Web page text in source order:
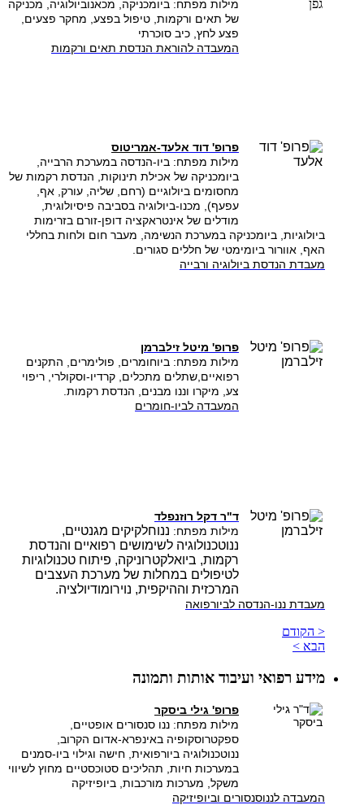
מילות מפתח: ביומכניקה, מכאנוביולוגיה, מכניקה
של תאים ורקמות, טיפול בפצע, מחקר פצעים,
פצע לחץ, כיב סוכרתי
המעבדה להוראת הנדסת תאים ורקמות
פרופ' דוד אלעד-אמריטוס
מילות מפתח: ביו-הנדסה במערכת הרבייה,
ביומכניקה של אכילת תינוקות, הנדסת רקמות של
מחסומים ביולוגיים (רחם, שליה, עורק, אף,
עפעף), מכנו-ביולוגיה בסביבה פיסיולוגית,
מודלים של אינטראקציה דופן-זורם בזרימות
ביולוגיות, ביומכניקה במערכת הנשימה, מעבר חום ולחות בחללי
האף, אוורור ביומימטי של חללים סגורים.
מעבדת הנדסת ביולוגיה ורבייה
פרופ' מיטל זילברמן
מילות מפתח: ביוחומרים, פולימרים, התקנים
רפואיים,שתלים מתכלים, קרדיו-וסקולרי, ריפוי
צע, מיקרו וננו מבנים, הנדסת רקמות.
המעבדה לביו-חומרים
ד"ר דקל רוזנפלד
מילות מפתח: ננוחלקיקים מגנטיים,
ננוטכנולוגיה לשימושים רפואיים והנדסת
רקמות, ביואלקטרוניקה, פיתוח טכנולוגיות
לטיפולים במחלות של מערכת העצבים
המרכזית וההיקפית, נוירומודיולציה.
מעבדת ננו-הנדסה לביורפואה
< הקודם
הבא >
מידע רפואי ועיבוד אותות ותמונה
פרופ' גילי ביסקר
מילות מפתח: ננו סנסורים אופטיים,
ספקטרוסקופיה באינפרא-אדום הקרוב,
ננוטכנולוגיה ביורפואית, חישה וגילוי ביו-סמנים
במערכות חיות, תהליכים סטוכסטיים מחוץ לשיווי
משקל, מערכות מורכבות, ביופיזיקה
המעבדה לננוסנסורים וביופיזיקה